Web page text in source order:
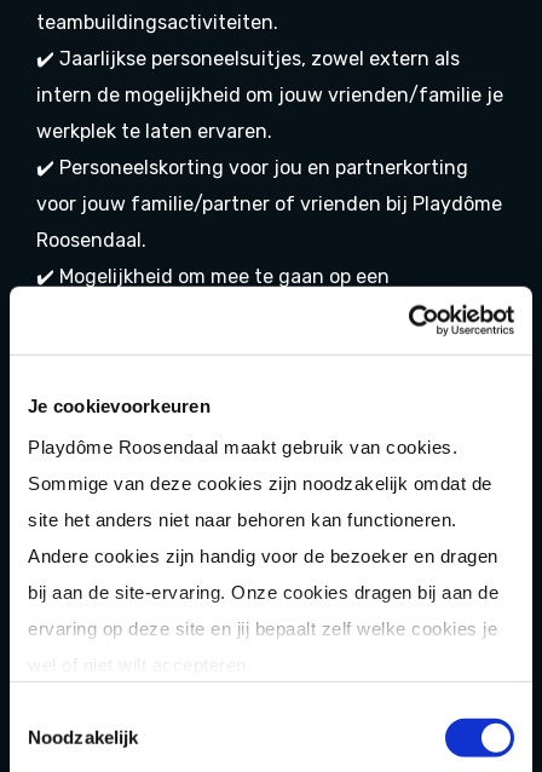
Je cookievoorkeuren
Playdôme Roosendaal maakt gebruik van cookies.
Sommige van deze cookies zijn noodzakelijk omdat de
site het anders niet naar behoren kan functioneren.
Andere cookies zijn handig voor de bezoeker en dragen
bij aan de site-ervaring. Onze cookies dragen bij aan de
ervaring op deze site en jij bepaalt zelf welke cookies je
Noodzakelijk
teambuildingsactiviteiten.
✔️ Jaarlijkse personeelsuitjes, zowel extern als
intern de mogelijkheid om jouw vrienden/familie je
werkplek te laten ervaren.
✔️ Personeelskorting voor jou en partnerkorting
voor jouw familie/partner of vrienden bij Playdôme
Roosendaal.
✔️ Mogelijkheid om mee te gaan op een
onvergetelijke wintersporttrip met collega’s.
Als je graag deel wilt uitmaken van ons team, en je
kan je vinden in bovenstaande vacature, dan horen
wij graag van je! Vul onderstaand contactformulier
in, voeg je CV en motivatiebrief toe en wij nemen
zo snel mogelijk contact met je op!
seizoensinvloeden, waarbij variabele diensten
horen. Deze diensten kunnen overdag, in de avond,